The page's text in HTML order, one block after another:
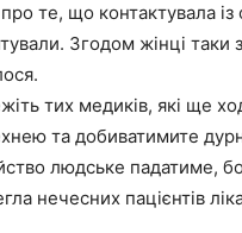
те, що контактувала із
Згодом жінці
тих медиків, які ще
та добиватимите
людське падатиме,
нечесних пацієнтів